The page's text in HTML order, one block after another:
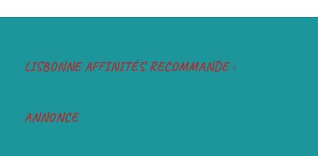
LISBONNE AFFINITÉS RECOMMANDE :
ANNONCE